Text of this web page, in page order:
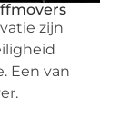
zijn
Een van